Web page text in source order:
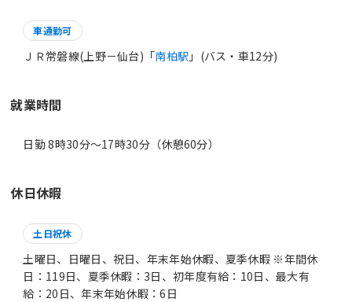
車通勤可
ＪＲ常磐線(上野－仙台)「南柏駅 」(バス・車12分)
就業時間
日勤 8時30分〜17時30分（休憩60分）
休日休暇
土日祝休
土曜日、日曜日、祝日、年末年始休暇、夏季休暇 ※年間休
日：119日、夏季休暇：3日、初年度有給：10日、最大有
給：20日、年末年始休暇：6日